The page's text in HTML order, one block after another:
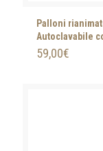
Palloni
Autoclavabile
59,00€